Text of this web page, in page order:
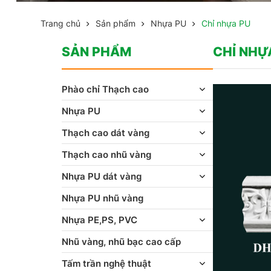
Trang chủ Sản phẩm Nhựa PU Chỉ nhựa PU
CHỈ
SẢN PHẨM
Phào chỉ Thạch cao
Nhựa PU
Thạch cao dát vàng
Thạch cao nhũ vàng
Nhựa PU dát vàng
Nhựa PU nhũ vàng
Nhựa PE,PS, PVC
Nhũ vàng, nhũ bạc cao cấp
Tấm trần nghệ thuật